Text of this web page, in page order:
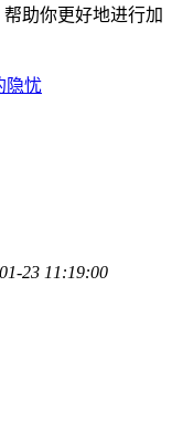
助你更好地进行加
隐忧
23 11:19:00